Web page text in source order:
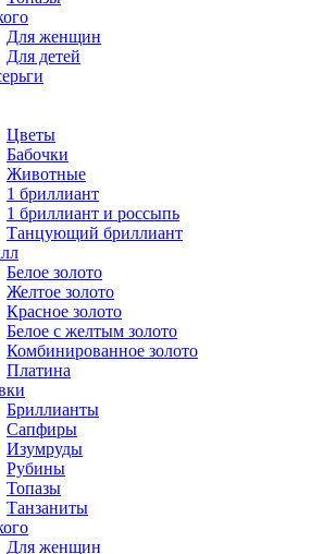
Для женщин
Для детей
Цветы
Бабочки
Животные
1 бриллиант
1 бриллиант и россыпь
Танцующий бриллиант
Белое золото
Желтое золото
Красное золото
Белое с желтым золото
Комбинированное золото
Платина
Бриллианты
Сапфиры
Изумруды
Рубины
Топазы
Танзаниты
Для женщин